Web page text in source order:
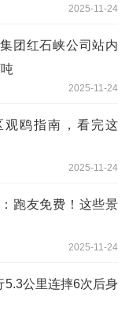
2025-11-24
团红石峡公司站内
2025-11-24
观鸥指南，看完这
2025-11-24
跑友免费！这些景
2025-11-24
公里连摔6次后身